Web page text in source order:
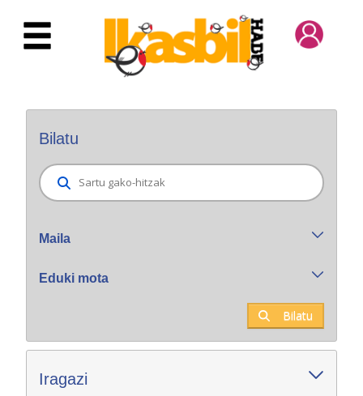
Eduki nagusira joan
Bilatu
Maila
Eduki mota
Bilatu
Iragazi